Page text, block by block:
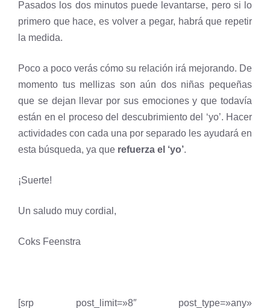
Pasados los dos minutos puede levantarse, pero si lo
primero que hace, es volver a pegar, habrá que repetir
la medida.
Poco a poco verás cómo su relación irá mejorando. De
momento tus mellizas son aún dos niñas pequeñas
que se dejan llevar por sus emociones y que todavía
están en el proceso del descubrimiento del ‘yo’. Hacer
actividades con cada una por separado les ayudará en
esta búsqueda, ya que refuerza el ‘yo’.
¡Suerte!
Un saludo muy cordial,
Coks Feenstra
[srp post_limit=»8″ post_type=»any»